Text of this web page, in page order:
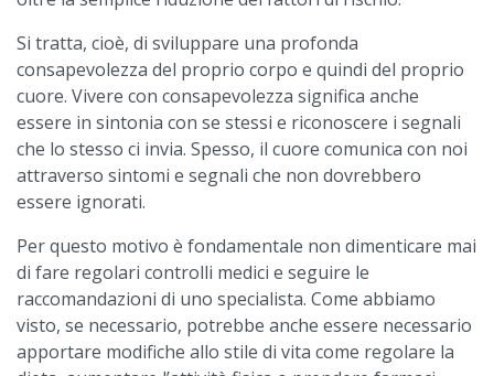
Si tratta, cioè, di sviluppare una profonda
consapevolezza del proprio corpo e quindi del proprio
cuore. Vivere con consapevolezza significa anche
essere in sintonia con se stessi e riconoscere i segnali
che lo stesso ci invia. Spesso, il cuore comunica con noi
attraverso sintomi e segnali che non dovrebbero
essere ignorati.
Per questo motivo è fondamentale non dimenticare mai
di fare regolari controlli medici e seguire le
raccomandazioni di uno specialista. Come abbiamo
visto, se necessario, potrebbe anche essere necessario
apportare modifiche allo stile di vita come regolare la